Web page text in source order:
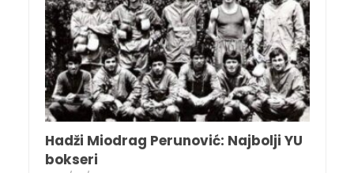
Hadži Miodrag Perunović: Najbolji YU
bokseri